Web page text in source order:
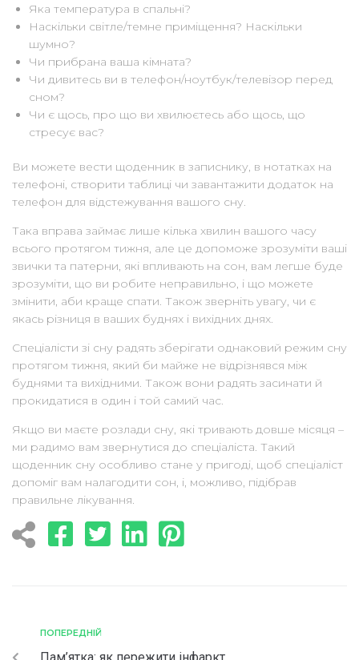
Яка температура в спальні?
Наскільки світле/темне приміщення? Наскільки
шумно?
Чи прибрана ваша кімната?
Чи дивитесь ви в телефон/ноутбук/телевізор перед
сном?
Чи є щось, про що ви хвилюєтесь або щось, що
стресує вас?
Ви можете вести щоденник в записнику, в нотатках на
телефоні, створити таблиці чи завантажити додаток на
телефон для відстежування вашого сну.
Така вправа займає лише кілька хвилин вашого часу
всього протягом тижня, але це допоможе зрозуміти ваші
звички та патерни, які впливають на сон, вам легше буде
зрозуміти, що ви робите неправильно, і що можете
змінити, аби краще спати. Також зверніть увагу, чи є
якась різниця в ваших буднях і вихідних днях.
Спеціалісти зі сну радять зберігати однаковий режим сну
протягом тижня, який би майже не відрізнявся між
буднями та вихідними. Також вони радять засинати й
прокидатися в один і той самий час.
Якщо ви маєте розлади сну, які тривають довше місяця –
ми радимо вам звернутися до спеціаліста. Такий
щоденник сну особливо стане у пригоді, щоб спеціаліст
допоміг вам налагодити сон, і, можливо, підібрав
правильне лікування.
ПОПЕРЕДНІЙ
Пам’ятка: як пережити інфаркт